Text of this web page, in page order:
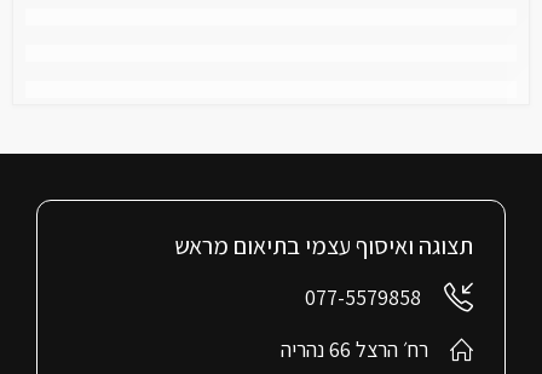
תצוגה ואיסוף עצמי בתיאום מראש
077-5579858
רח׳ הרצל 66 נהריה